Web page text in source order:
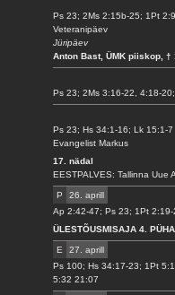
Ps 23; 2Ms 2:15b-25; 1Pt
Veteranipäev
Jüripäev
Anton Bast, ÜMK piiskop, †
Ps 23; 2Ms 3:16-22, 4:18-
Ps 23; Hs 34:1-16; Lk 15:1-7
Evangelist Markus
17. nädal
EESTPALVES: Tallinna Uue
P
26. aprill
Ap 2:42-47; Ps 23; 1Pt
ÜLESTÕUSMISAJA 4.
E
27. aprill
Ps 100; Hs 34:17-23; 1Pt
5:32 21:07